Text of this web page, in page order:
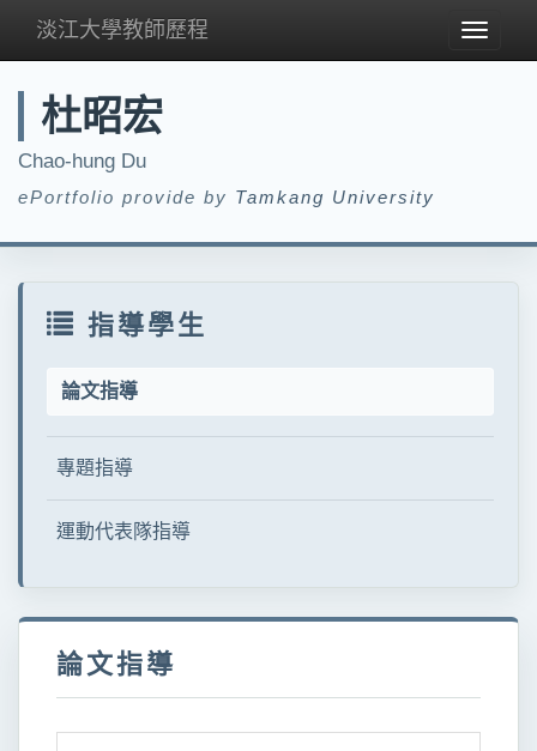
Toggle
淡江大學教師歷程
杜昭宏
Chao-hung Du
ePortfolio provide by Tamkang University
指導學生
論文指導
專題指導
運動代表隊指導
論文指導